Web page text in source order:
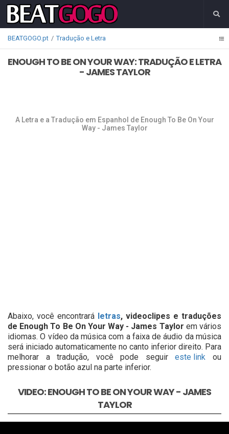
BEATGOGO.pt Tradução e Letra
ENOUGH TO BE ON YOUR WAY: TRADUÇÃO E LETRA
- JAMES TAYLOR
A Letra e a Tradução em Espanhol de Enough To Be On Your
Way - James Taylor
Abaixo, você encontrará letras, videoclipes e traduções
de Enough To Be On Your Way - James Taylor em vários
idiomas. O vídeo da música com a faixa de áudio da música
será iniciado automaticamente no canto inferior direito. Para
melhorar a tradução, você pode seguireste link ou
pressionar o botão azul na parte inferior.
VIDEO: ENOUGH TO BE ON YOUR WAY - JAMES
TAYLOR